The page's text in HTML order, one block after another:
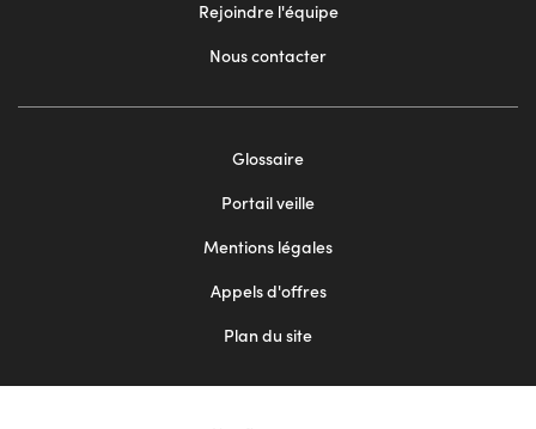
Rejoindre l'équipe
Nous contacter
Glossaire
Portail veille
Mentions légales
Appels d'offres
Plan du site